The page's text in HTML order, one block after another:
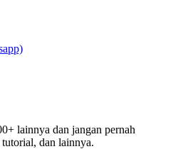
lainnya dan jangan pernah
dan lainnya.